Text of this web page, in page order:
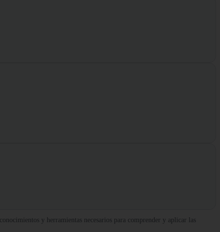
y herramientas necesarios para comprender y aplicar las